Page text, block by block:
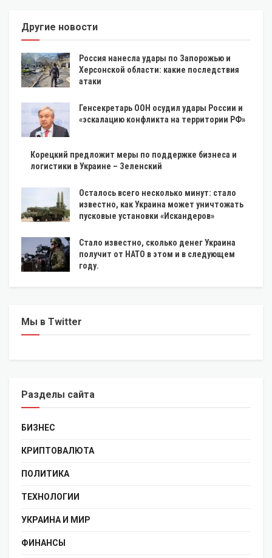
Другие новости
Россия нанесла удары по Запорожью и
Херсонской области: какие последствия
атаки
Генсекретарь ООН осудил удары России и
«эскалацию конфликта на территории РФ»
Корецкий предложит меры по поддержке бизнеса и
логистики в Украине – Зеленский
Осталось всего несколько минут: стало
известно, как Украина может уничтожать
пусковые установки «Искандеров»
Стало известно, сколько денег Украина
получит от НАТО в этом и в следующем
году.
Мы в Twitter
Разделы сайта
БИЗНЕС
КРИПТОВАЛЮТА
ПОЛИТИКА
ТЕХНОЛОГИИ
УКРАИНА И МИР
ФИНАНСЫ